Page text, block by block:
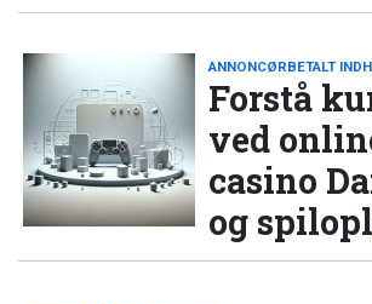
ANNONCØRBETALT
Forstå
ved
casino
og